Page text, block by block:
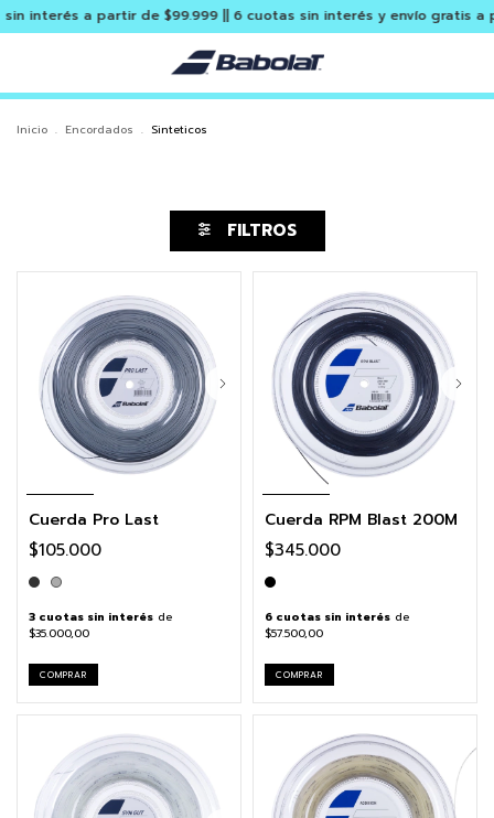
a partir de $99.999 || 6 cuotas sin interés y envío gratis a
Inicio . Encordados . Sinteticos
FILTROS
Cuerda Pro Last
$105.000
3 cuotas sin interés de
$35.000,00
COMPRAR
Cuerda RPM Blast 200M
$345.000
6 cuotas sin interés de
$57.500,00
COMPRAR